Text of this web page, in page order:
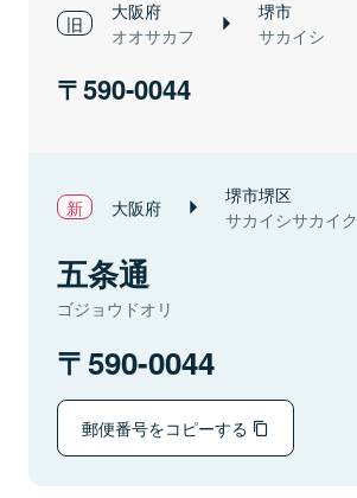
大阪府
オオサカフ
堺市
サカイシ
590-0044
大阪府 堺市堺区
サカイシサカイク
五条通
ゴジョウドオリ
590-0044
郵便番号をコピーする